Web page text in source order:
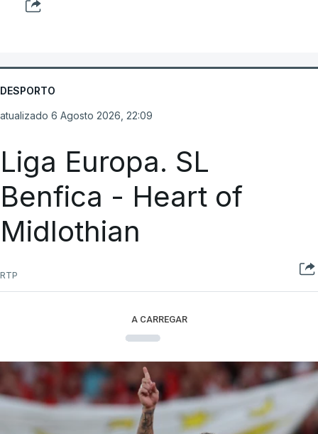
DESPORTO
atualizado 6 Agosto 2026, 22:09
Liga Europa. SL
Benfica - Heart of
Midlothian
RTP
A CARREGAR